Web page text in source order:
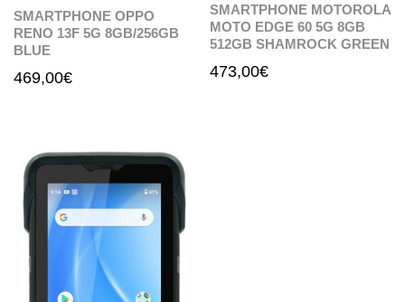
SMARTPHONE OPPO
RENO 13F 5G 8GB/256GB
BLUE
469,00€
SMARTPHONE MOTOROLA
MOTO EDGE 60 5G 8GB
512GB SHAMROCK GREEN
473,00€